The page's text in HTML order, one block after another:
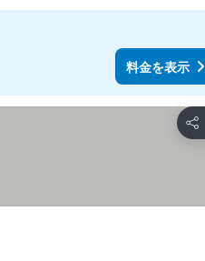
料金を表示
シ